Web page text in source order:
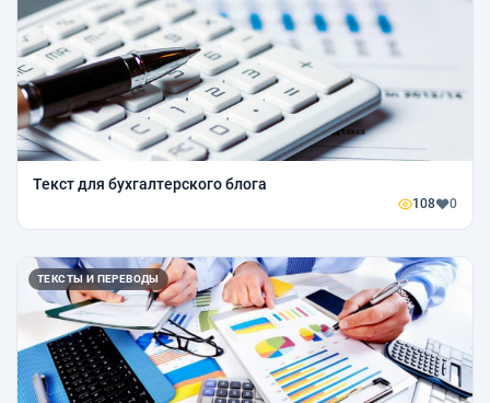
Текст для бухгалтерского блога
108 0
ТЕКСТЫ И ПЕРЕВОДЫ